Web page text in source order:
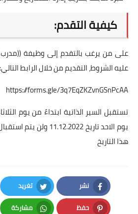
كيفية التقدم:
على من يرغب بالتقدم إلى وظيفة
عليه الشروط، التقديم من خلال الرابط التالي:
https://forms.gle/3q7EqZKZvnGSnPcAA
يوم الاحد تاريخ
هذا التاريخ
نشر
Facebook
تغريد
Twitter
حفظ مشاركة